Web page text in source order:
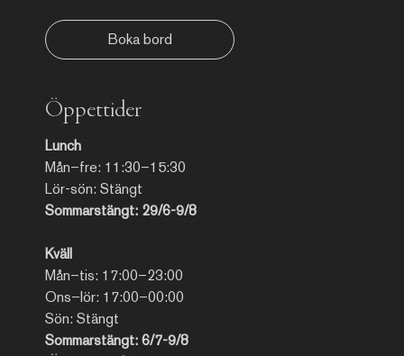
Öppettider
Lunch
Mån–fre: 11:30–15:30
Lör-sön: Stängt
Sommarstängt: 29/6-9/8
Kväll
Mån–tis: 17:00–23:00
Ons–lör: 17:00–00:00
Sön: Stängt
Sommarstängt: 6/7-9/8
Boka bord